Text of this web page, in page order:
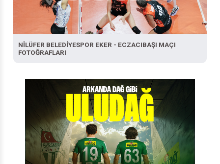
NİLÜFER BELEDİYESPOR EKER - ECZACIBAŞI MAÇI
FOTOĞRAFLARI